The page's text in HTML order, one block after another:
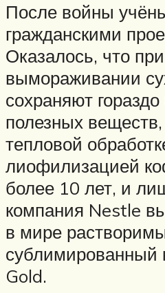
После войны
гражданскими
Оказалось, что при
вымораживании
сохраняют
полезных
тепловой
лиофилизацией
более 10 лет, и
компания Nestle
в мире
сублимированный
Gold.